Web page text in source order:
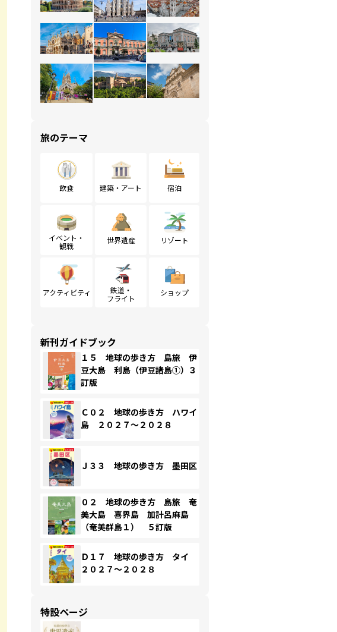
旅のテーマ
飲食 建築・アート 宿泊
イベント・
観戦
世界遺産 リゾート
アクティビティ
鉄道・
フライト
ショップ
新刊ガイドブック
１５ 地球の歩き方 島旅 伊
豆大島 利島（伊豆諸島①）３
訂版
Ｃ０２ 地球の歩き方 ハワイ
島 ２０２７～２０２８
Ｊ３３ 地球の歩き方 墨田区
０２ 地球の歩き方 島旅 奄
美大島 喜界島 加計呂麻島
（奄美群島１） ５訂版
Ｄ１７ 地球の歩き方 タイ
２０２７～２０２８
特設ページ